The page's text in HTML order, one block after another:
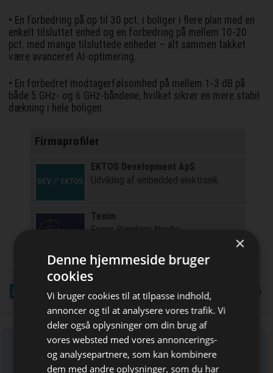
• En forbedring på op til 30 pct. i boliger i flere plan med en
enkelt tilsluttet enhed og en forbedring på mellem 10-20
pct. med mange tilsluttede enheder – alt sammen takket
være avanceret AI-optimering.
• En forbedret modtagerfølsomhed på mellem 1-3 dB på
både 5 GHz- og 6 GHz-båndene, hvilket sikrer en mere stabil
dækning i hele boligen
Firmaprofiler
EKTOS Development ApS
Udvikling af embedded elektronik
Texim
Focus Suppliers Nordic
29/5 2026
Tilmeld nyhedsbrev
Indtast din e-mail-adresse herunder.
×
Denne hjemmeside bruger
cookies
Vi bruger cookies til at tilpasse indhold,
annoncer og til at analysere vores trafik. Vi
deler også oplysninger om din brug af
vores websted med vores annoncerings-
og analysepartnere, som kan kombinere
dem med andre oplysninger, som du har